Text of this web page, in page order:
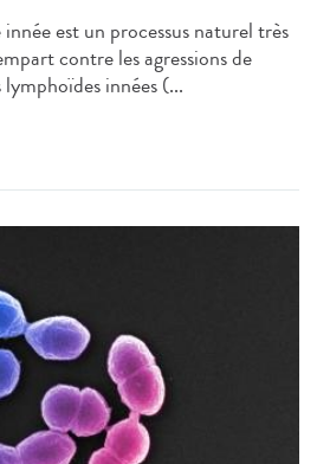
est un processus naturel très
contre les agressions de
lymphoïdes innées (...